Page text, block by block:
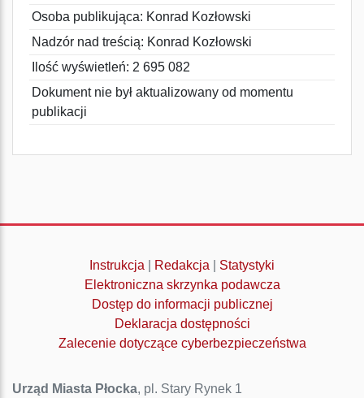
Osoba publikująca: Konrad Kozłowski
Nadzór nad treścią: Konrad Kozłowski
Ilość wyświetleń: 2 695 082
Dokument nie był aktualizowany od momentu
publikacji
Instrukcja Redakcja
Statystyki
Elektroniczna skrzynka podawcza
Dostęp do informacji publicznej
Deklaracja dostępności
Zalecenie dotyczące cyberbezpieczeństwa
Urząd Miasta Płocka, pl. Stary Rynek 1